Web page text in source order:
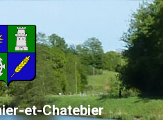
et-Chatebier